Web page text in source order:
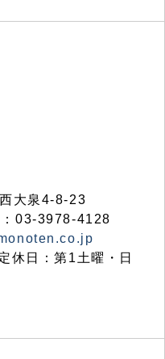
大泉4-8-23
03-3978-4128
休日：第1土曜・日